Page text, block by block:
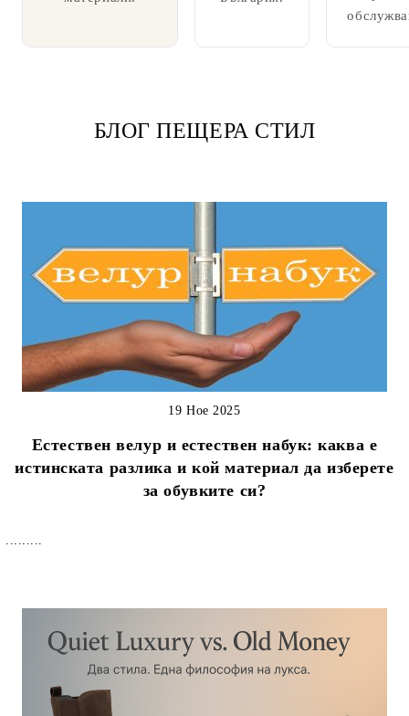
БЛОГ ПЕЩЕРА СТИЛ
Естествен велур и естествен набук: каква е
истинската разлика и кой материал да изберете
за обувките си?
19 Ное 2025
.........